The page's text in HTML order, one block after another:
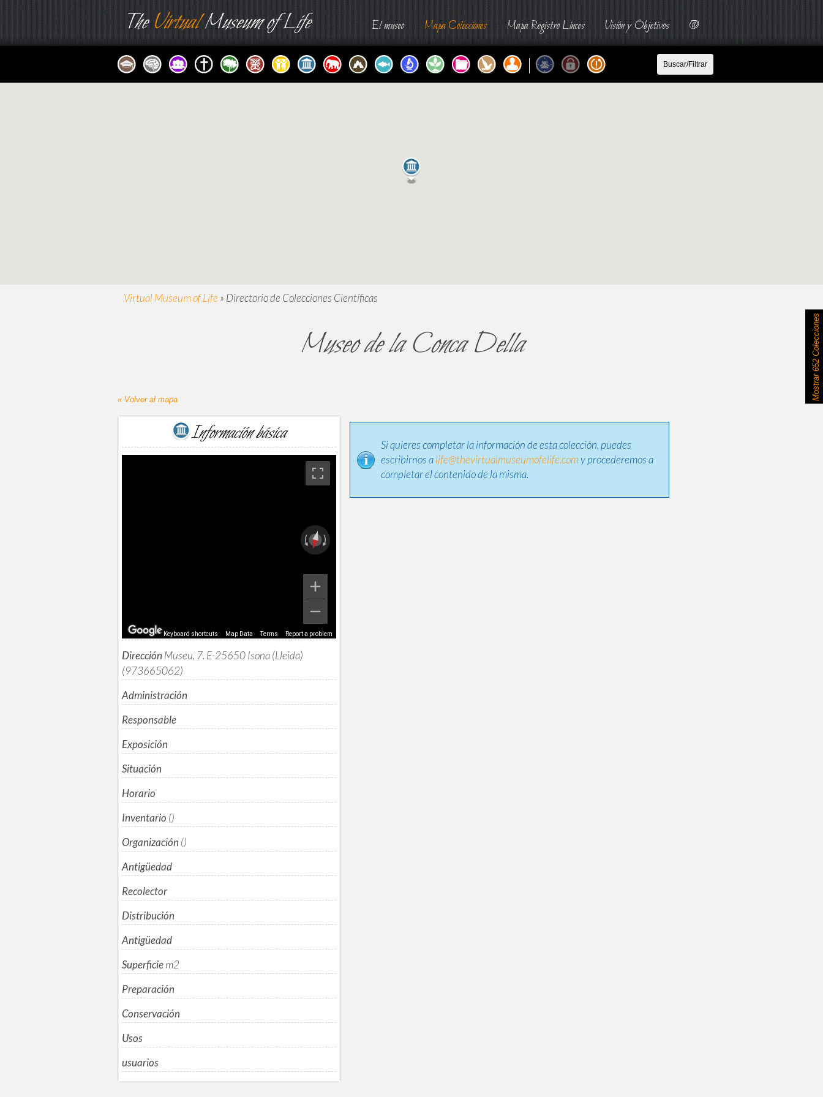
TheVirtualMuseum of Life El museo Mapa Colecciones Mapa Registro Linces Visión y Objetivos @
Mostrar
652 Colecciones
Virtual Museum of Life » Directorio de Colecciones Científicas
Museo de la Conca Della
« Volver al mapa
Información básica
Keyboard shortcuts Map Data Terms Report a problem
Dirección Museu, 7. E-25650 Isona (Lleida)
(973665062)
Administración
Responsable
Exposición
Situación
Horario
Inventario ()
Organización ()
Antigüedad
Recolector
Distribución
Antigüedad
Superficiem2
Preparación
Conservación
Usos
usuarios
Si quieres completar la información de esta colección, puedes
escribirnos alife@thevirtualmuseumofelife.comy procederemos a
completar el contenido de la misma.